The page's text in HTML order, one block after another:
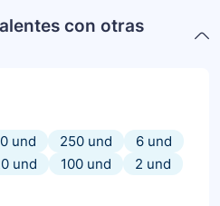
con otras
und 250 und
6 und
und 100 und
2 und